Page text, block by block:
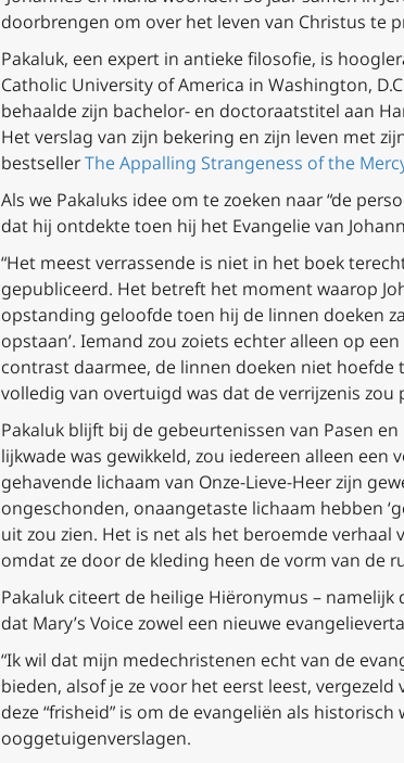
doorbrengen om over het leven van Christus te
Pakaluk, een expert in antieke filosofie, is
Catholic University of America in Washington,
behaalde zijn bachelor- en doctoraatstitel aan
Het verslag van zijn bekering en zijn leven met
bestsellerThe Appalling Strangeness of the
Als we Pakaluks idee om te zoeken naar “de
dat hij ontdekte toen hij het Evangelie van
“Het meest verrassende is niet in het boek
gepubliceerd. Het betreft het moment waarop
opstanding geloofde toen hij de linnen doeken
opstaan’. Iemand zou zoiets echter alleen op
contrast daarmee, de linnen doeken niet
volledig van overtuigd was dat de verrijzenis zou
Pakaluk blijft bij de gebeurtenissen van Pasen
lijkwade was gewikkeld, zou iedereen alleen
gehavende lichaam van Onze-Lieve-Heer zijn
ongeschonden, onaangetaste lichaam hebben
uit zou zien. Het is net als het beroemde verhaal
omdat ze door de kleding heen de vorm van de
Pakaluk citeert de heilige Hiëronymus –
dat Mary’s Voice zowel een nieuwe
“Ik wil dat mijn medechristenen echt van de
bieden, alsof je ze voor het eerst leest,
deze “frisheid” is om de evangeliën als
ooggetuigenverslagen.